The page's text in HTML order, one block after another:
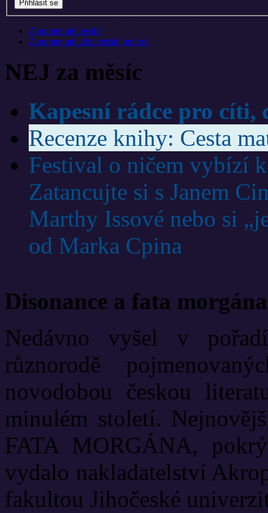
Zapomenuté heslo?
Zapomenuté uživatelské jméno?
NEJ za měsíc
Kapesní rádce pro
Recenze knihy: Cesta
Festival o ničem vybízí
Zatancujte si s Janem
Marthy Issové nebo si
od Marka Cpina
Disonance a fata morgána
Nedávno vyšel v
různorodě
novodobou českou
minulém století.
FATA MORGÁNA,
vydalo nakladatelství
fakultou Jihočeské